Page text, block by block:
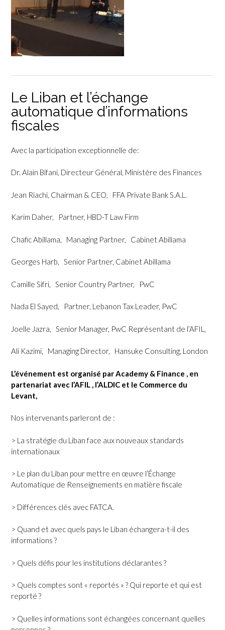
Le Liban et l’échange
automatique d’informations
fiscales
Avec la participation exceptionnelle de:
Dr. Alain Bifani, Directeur Général, Ministère des Finances
Jean Riachi, Chairman & CEO, FFA Private Bank S.A.L.
Karim Daher, Partner, HBD-T Law Firm
Chafic Abillama, Managing Partner, Cabinet Abillama
Georges Harb, Senior Partner, Cabinet Abillama
Camille Sifri, Senior Country Partner, PwC
Nada El Sayed, Partner, Lebanon Tax Leader, PwC
Joelle Jazra, Senior Manager, PwC Représentant de l’AFIL,
Ali Kazimi, Managing Director, Hansuke Consulting, London
L’événement est organisé par Academy & Finance , en
partenariat avec l’AFIL , l’ALDIC et le Commerce du
Levant,
Nos intervenants parleront de :
> La stratégie du Liban face aux nouveaux standards
internationaux
> Le plan du Liban pour mettre en œuvre l’Échange
Automatique de Renseignements en matière fiscale
> Différences clés avec FATCA.
> Quand et avec quels pays le Liban échangera-t-il des
informations ?
> Quels défis pour les institutions déclarantes ?
> Quels comptes sont « reportés » ? Qui reporte et qui est
reporté ?
> Quelles informations sont échangées concernant quelles